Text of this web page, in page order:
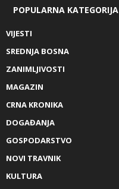
POPULARNA KATEGORIJA
VIJESTI
SREDNJA BOSNA
ZANIMLJIVOSTI
MAGAZIN
CRNA KRONIKA
DOGAĐANJA
GOSPODARSTVO
NOVI TRAVNIK
KULTURA